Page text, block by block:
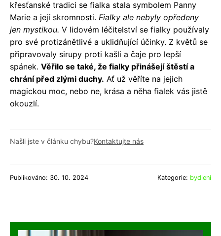
křesťanské tradici se fialka stala symbolem Panny
Marie a její skromnosti. Fialky ale nebyly opředeny
jen mystikou. V lidovém léčitelství se fialky používaly
pro své protizánětlivé a uklidňující účinky. Z květů se
připravovaly sirupy proti kašli a čaje pro lepší
spánek. Věřilo se také, že fialky přinášejí štěstí a
chrání před zlými duchy. Ať už věříte na jejich
magickou moc, nebo ne, krása a něha fialek vás jistě
okouzlí.
Našli jste v článku chybu?Kontaktujte nás
Publikováno: 30. 10. 2024 Kategorie: bydlení